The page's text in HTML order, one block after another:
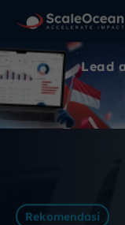
Lead
Rekomendasi